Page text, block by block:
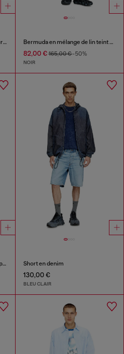
Short en nylon-coton avec teinture pigmentaire Bermuda en mélange de lin teint en pièce
82,00 €165,00 €-50%
NOIR
Short slim en denim à lavage propre Short en denim
130,00 €
BLEU CLAIR